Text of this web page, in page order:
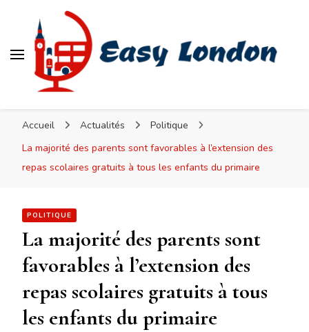
Accueil Actualités
Politique
La majorité des parents sont favorables à l’extension des
repas scolaires gratuits à tous les enfants du primaire
POLITIQUE
La majorité des parents sont
favorables à l’extension des
repas scolaires gratuits à tous
les enfants du primaire